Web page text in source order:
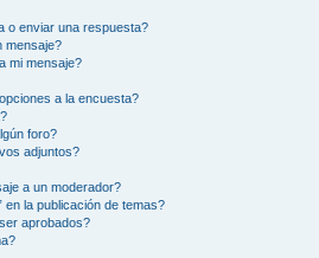
o enviar una respuesta?
mensaje?
mi mensaje?
a la encuesta?
foro?
adjuntos?
a un moderador?
en la publicación de temas?
aprobados?